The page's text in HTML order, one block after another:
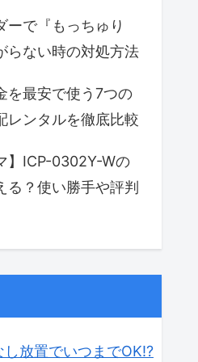
ーで『もっちゅり
らない時の対処方法
を最安で使う7つの
レンタルを徹底比較
】ICP-0302Y-Wの
る？使い勝手や評判
し放置でいつまでOK⁉